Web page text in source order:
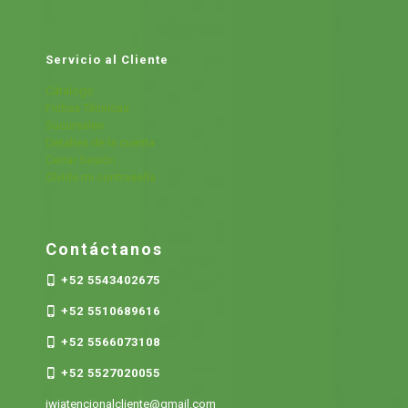
Servicio al Cliente
Cátalogo
Fichas Técnicas
Sucursales
Detalles de la cuenta
Cerrar Sesión
Olvide mi contraseña
Contáctanos
+52 5543402675
+52 5510689616
+52 5566073108
+52 5527020055
jwjatencionalcliente@gmail.com